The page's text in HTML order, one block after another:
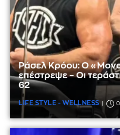
Ράσελ Κρόου: Ο
επέστρεψε – Οι
62
LIFE STYLE - WELLNESS